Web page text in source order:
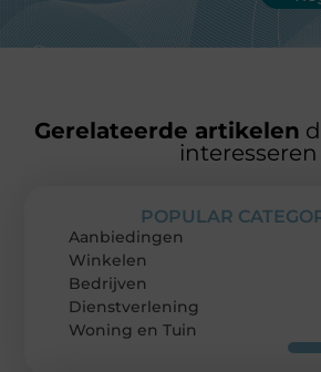
Gerelateerde artikelen
interesseren
POPULAR
Aanbiedingen
Winkelen
Bedrijven
Dienstverlening
Woning en Tuin